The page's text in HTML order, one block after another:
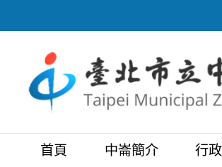
至
區
首頁 中崙簡介 行